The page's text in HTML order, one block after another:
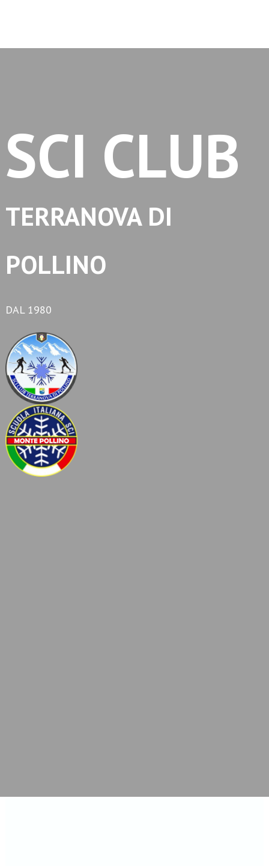
SCI CLUB
TERRANOVA DI
POLLINO
DAL 1980